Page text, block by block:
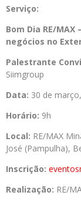
Serviço:
Bom Dia RE/
negócios no
Palestrante
Siimgroup
Data: 30 de
Horário: 9h
Local: RE/MAX
José (Pampulha),
Inscrição:
Realização: RE/